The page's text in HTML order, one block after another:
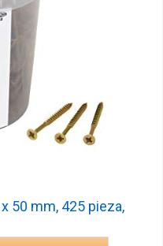
50 mm, 425 pieza,